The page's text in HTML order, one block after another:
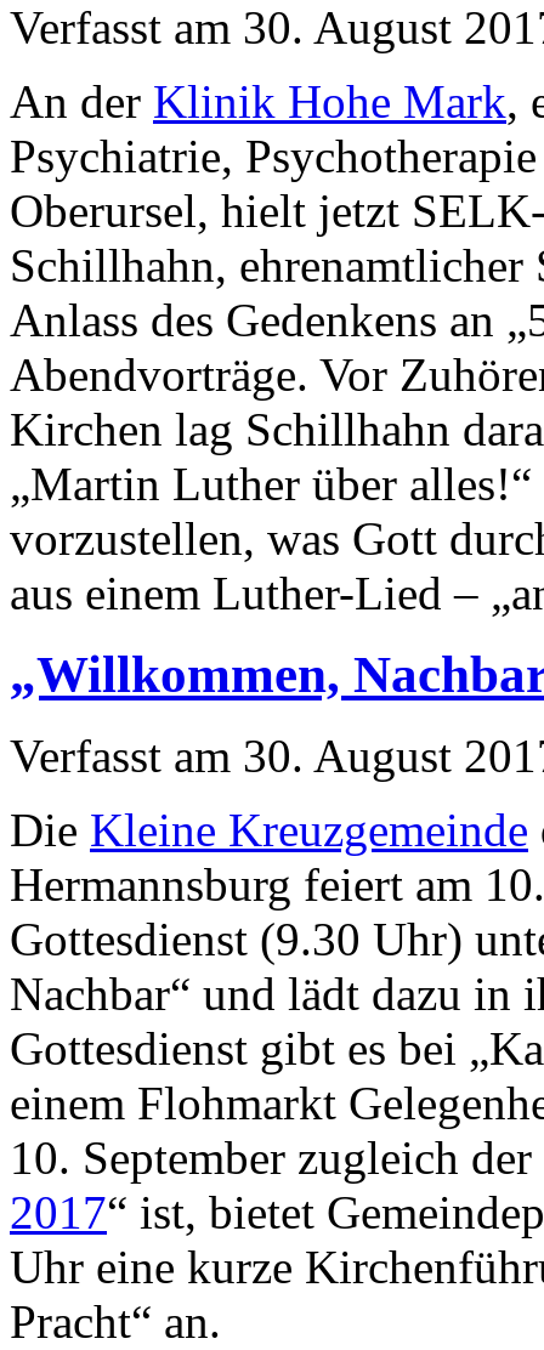
Verfasst am 30. August
An der Klinik Hohe Mark,
Psychiatrie,
Oberursel, hielt jetzt
Schillhahn, ehrenamtlicher
Anlass des Gedenkens an
Abendvorträge. Vor
Kirchen lag Schillhahn
„Martin Luther über
vorzustellen, was Gott
aus einem Luther-Lied –
„Willkommen,
Verfasst am 30. August
Die Kleine Kreuzgemeinde
Hermannsburg feiert am
Gottesdienst (9.30 Uhr)
Nachbar“ und lädt dazu in
Gottesdienst gibt es bei
einem Flohmarkt
10. September zugleich der
2017“ ist, bietet
Uhr eine kurze
Pracht“ an.